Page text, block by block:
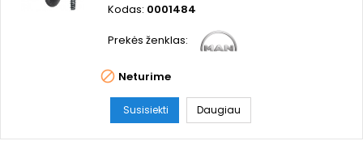
Kodas: 0001484
Prekės ženklas:
 Neturime
Susisiekti Daugiau